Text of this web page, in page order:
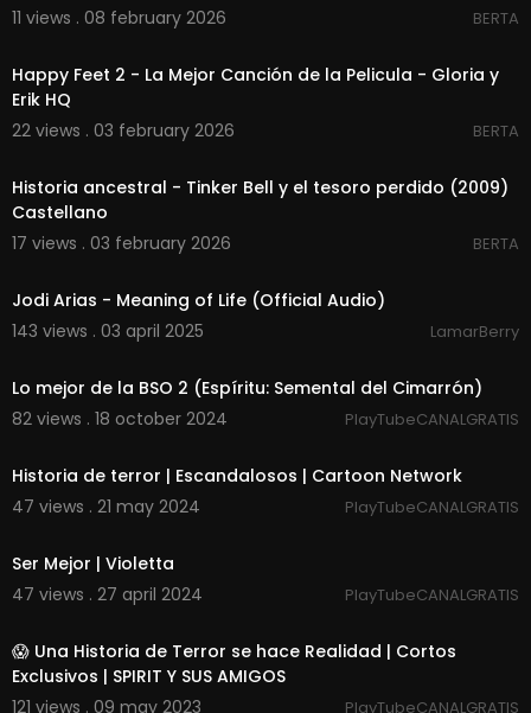
11 views . 08 february 2026
BERTA
Happy Feet 2 - La Mejor Canción de la Pelicula - Gloria y
Erik HQ
22 views . 03 february 2026
BERTA
Historia ancestral - Tinker Bell y el tesoro perdido (2009)
Castellano
17 views . 03 february 2026
BERTA
Jodi Arias - Meaning of Life (Official Audio)
143 views . 03 april 2025
LamarBerry
Lo mejor de la BSO 2 (Espíritu: Semental del Cimarrón)
82 views . 18 october 2024
PlayTubeCANALGRATIS
Historia de terror | Escandalosos | Cartoon Network
47 views . 21 may 2024
PlayTubeCANALGRATIS
Ser Mejor | Violetta
47 views . 27 april 2024
PlayTubeCANALGRATIS
😱 Una Historia de Terror se hace Realidad | Cortos
Exclusivos | SPIRIT Y SUS AMIGOS
121 views . 09 may 2023
PlayTubeCANALGRATIS